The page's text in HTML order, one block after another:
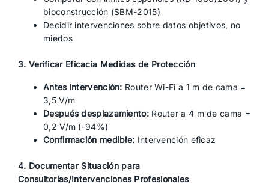
bioconstrucción (SBM-2015)
Decidir intervenciones sobre datos objetivos, no
miedos
3. Verificar Eficacia Medidas de Protección
Antes intervención: Router Wi-Fi a 1 m de cama =
3,5 V/m
Después desplazamiento:Router a 4 m de cama =
0,2 V/m (-94%)
Confirmación medible: Intervención eficaz
4. Documentar Situación para
Consultorías/Intervenciones Profesionales